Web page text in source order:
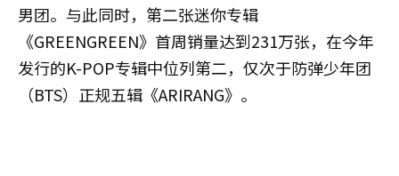
男团。与此同时，第二张迷你专辑
《GREENGREEN》首周销量达到231万张，在今年
发行的K-POP专辑中位列第二，仅次于防弹少年团
（BTS）正规五辑《ARIRANG》。